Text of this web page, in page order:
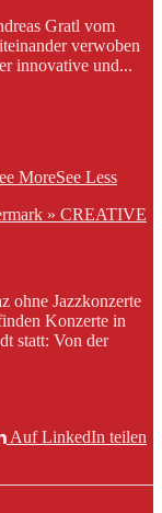
Gratl vom
verwoben
innovative und...
MoreSee Less
» CREATIVE
ohne Jazzkonzerte
Konzerte in
statt: Von der
Auf LinkedIn teilen